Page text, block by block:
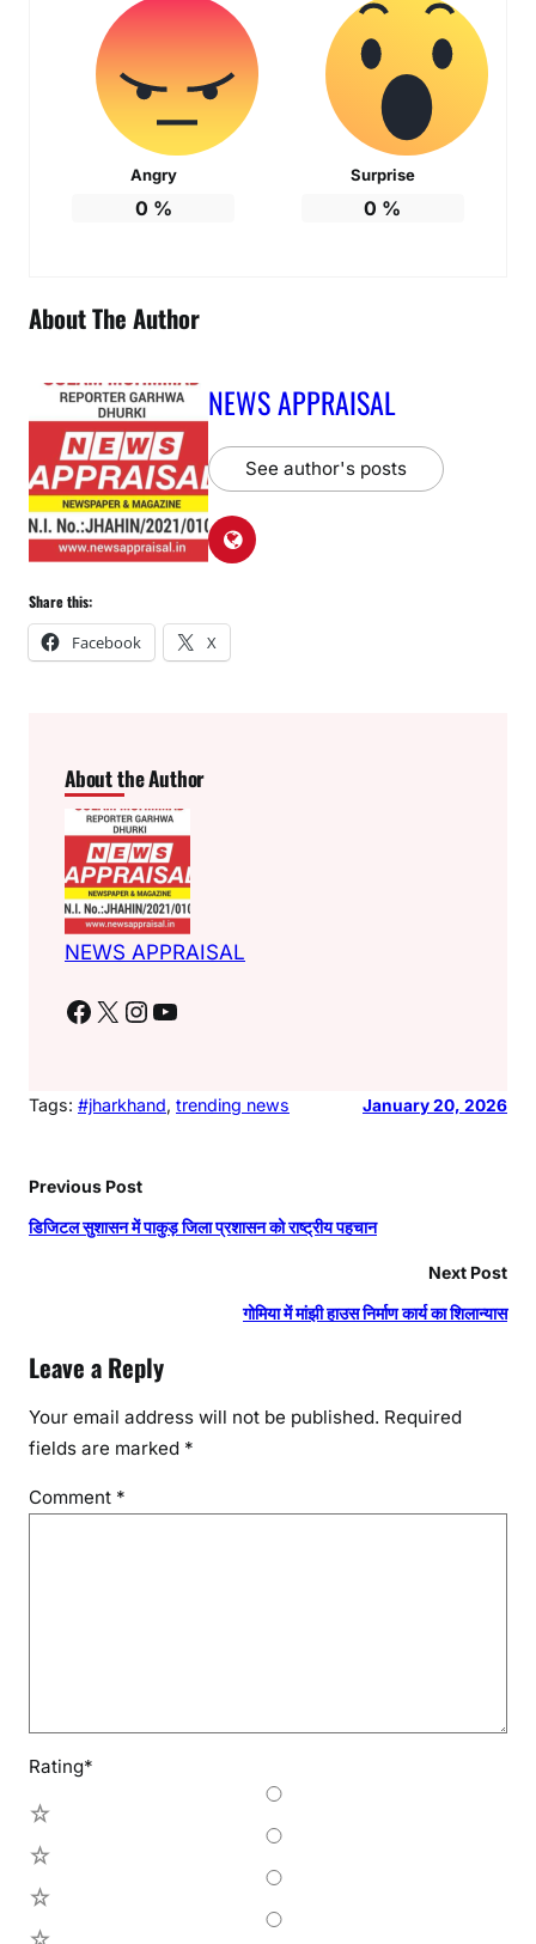
Angry
0 %
Surprise
0 %
About The Author
NEWS APPRAISAL
See author's posts
Share this:
Facebook X
About the Author
NEWS APPRAISAL
Facebook X Instagram YouTube
Tags: #jharkhand, trending news January 20, 2026
Previous Post
डिजिटल सुशासन में पाकुड़ जिला प्रशासन को राष्ट्रीय पहचान
Next Post
गोमिया में मांझी हाउस निर्माण कार्य का शिलान्यास
Leave a Reply
Your email address will not be published. Required
fields are marked *
Comment *
Rating*